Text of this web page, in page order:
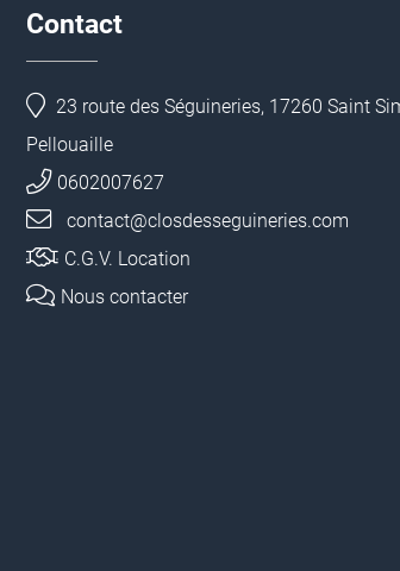
Contact
23 route des Séguineries, 17260 Saint
Pellouaille
0602007627
contact@closdesseguineries.com
C.G.V. Location
Nous contacter